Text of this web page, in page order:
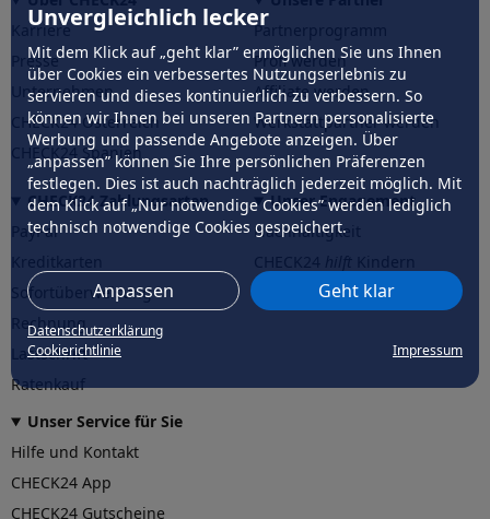
Unvergleichlich lecker
Mit dem Klick auf „geht klar” ermöglichen Sie uns Ihnen
über Cookies ein verbessertes Nutzungserlebnis zu
servieren und dieses kontinuierlich zu verbessern. So
können wir Ihnen bei unseren Partnern personalisierte
Werbung und passende Angebote anzeigen. Über
„anpassen” können Sie Ihre persönlichen Präferenzen
festlegen. Dies ist auch nachträglich jederzeit möglich. Mit
dem Klick auf „Nur notwendige Cookies” werden lediglich
technisch notwendige Cookies gespeichert.
Anpassen Geht klar
Datenschutzerklärung
Cookierichtlinie
Impressum
Karriere
Presse
Unternehmen
CHECK24 Österreich
CHECK24 Spanien
Partnerprogramm
Profi werden
Affiliate werden
Werkstattpartner werden
CHECK24 Zahlungsarten
PayPal
Sofortüberweisung
Rechnung
Lastschrift
Ratenkauf
Unser Engagement
Nachhaltigkeit
CHECK24hilftder Natur
Unser Service für Sie
Hilfe und Kontakt
CHECK24 App
CHECK24 Gutscheine